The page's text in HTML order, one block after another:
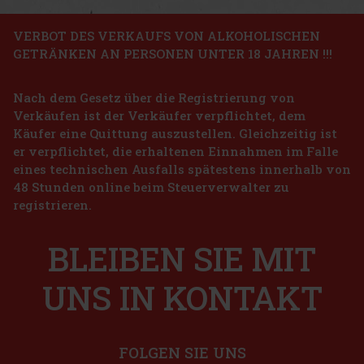
Naturalis hair Mask Vitality and Energy 300 g
AUF LAGER(> 5 st)
Naturalis Vitality & Energy ist eine intensiv pflegende Haarmaske
für müdes, geschwächtes und strapaziertes Haar. Die reichhaltige
Formel mit Hagebuttenöl, Ginseng, Aronia und Granatapfel verhilft
dem Haar zu neuer Geschmeidigkeit, Elastizität un
4.70€ ohne VAT 5.69 €
Bestellen
Lattafa Yara EdP 100 ml
AUF LAGER
wirkt zart und verspielt, hinterlässt aber gleichzeitig einen
markanten und lang anhaltenden Eindruck – ideal für Fraue
Bestellen
VERBOT DES VERKAUFS VON ALKOHOLISCHEN
GETRÄNKEN AN PERSONEN UNTER 18 JAHREN !!!
Nach dem Gesetz über die Registrierung von
Verkäufen ist der Verkäufer verpflichtet, dem
Käufer eine Quittung auszustellen. Gleichzeitig ist
er verpflichtet, die erhaltenen Einnahmen im Falle
eines technischen Ausfalls spätestens innerhalb von
48 Stunden online beim Steuerverwalter zu
registrieren.
BLEIBEN SIE MIT
UNS IN KONTAKT
FOLGEN SIE UNS